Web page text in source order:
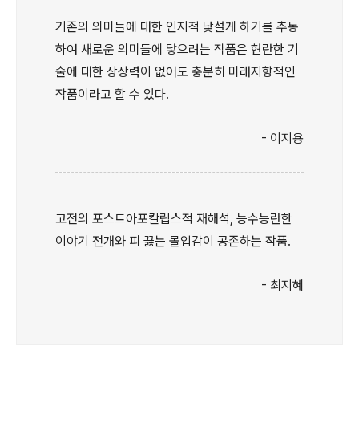
기존의 의미들에 대한 인지적 낯설게 하기를 추동
하여 새로운 의미들에 닿으려는 작품은 현란한 기
술에 대한 상상력이 없어도 충분히 미래지향적인
작품이라고 할 수 있다.
- 이지용
고전의 포스트아포칼립스적 재해석, 능수능란한
이야기 전개와 피 끓는 몰입감이 공존하는 작품.
- 최지혜